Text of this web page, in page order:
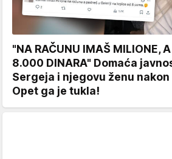
"NA RAČUNU IMAŠ MILIONE,
8.000 DINARA" Domaća
Sergeja i njegovu ženu
Opet ga je tukla!